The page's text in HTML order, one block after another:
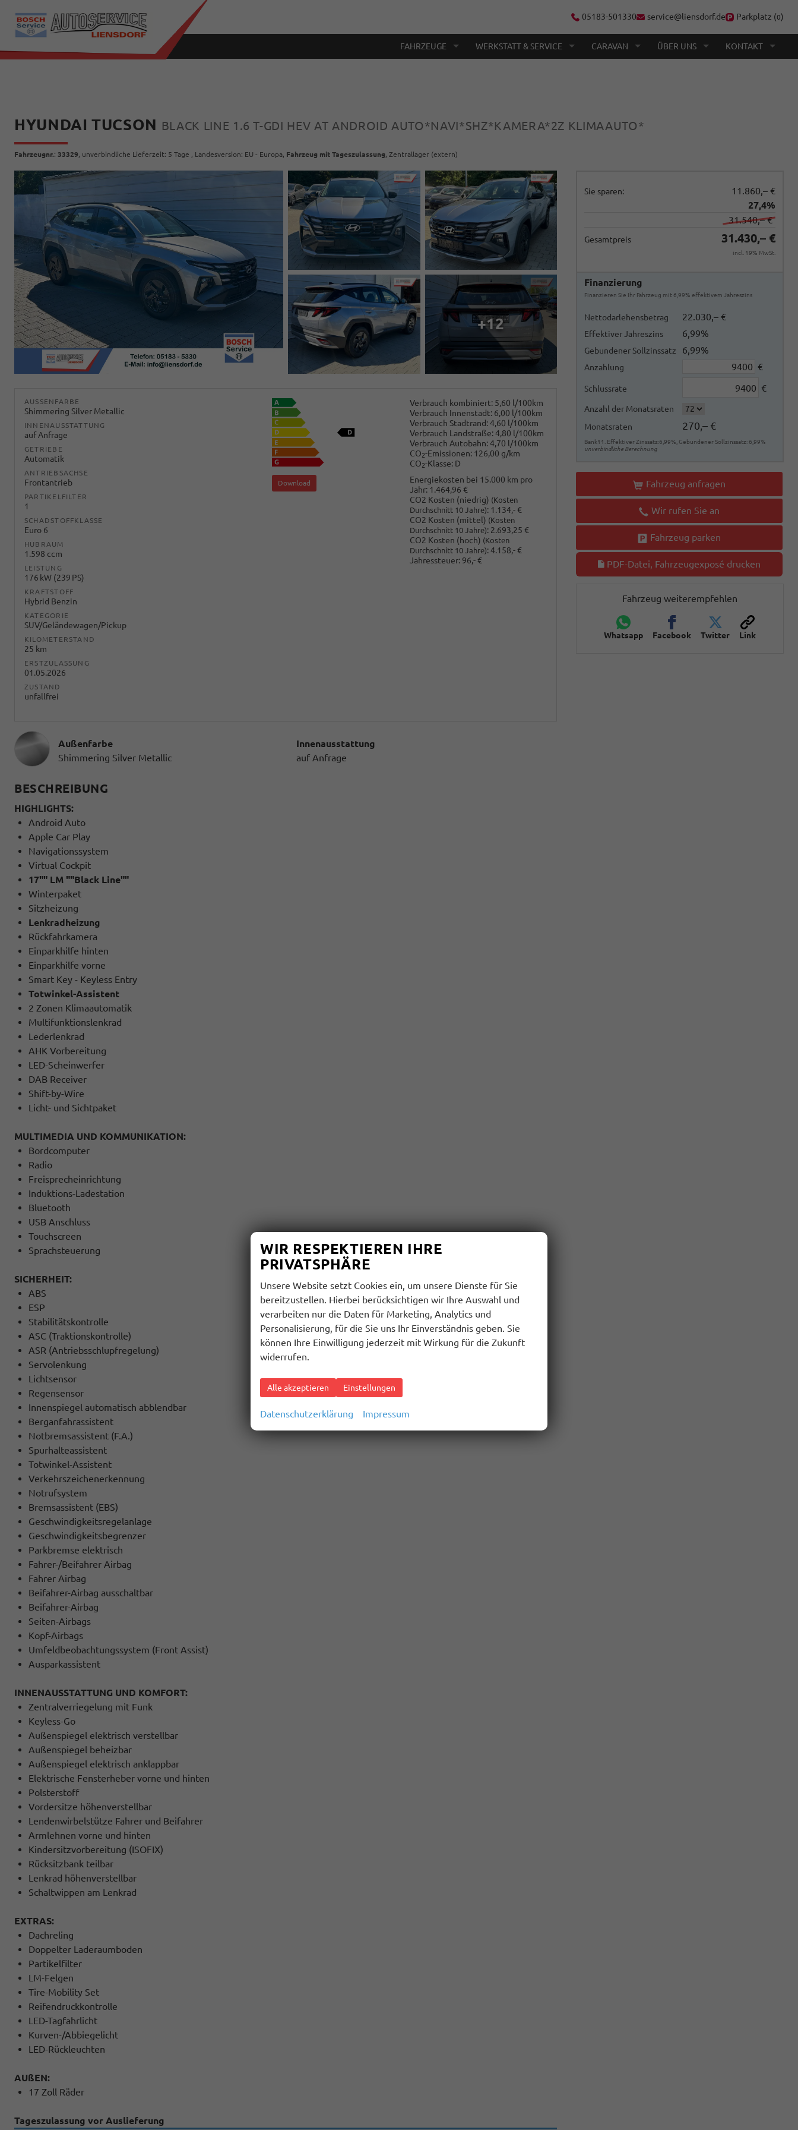
05183-501330 service@liensdorf.de Parkplatz (0)
FAHRZEUGE WERKSTATT & SERVICE CARAVAN ÜBER UNS KONTAKT
HYUNDAI TUCSON BLACK LINE 1.6 T-GDI HEV AT ANDROID AUTO*NAVI*SHZ*KAMERA*2Z KLIMAAUTO*
Fahrzeugnr.: 33329, unverbindliche Lieferzeit: 5 Tage , Landesversion: EU - Europa, Fahrzeug mit Tageszulassung, Zentrallager (extern)
Sie sparen:
11.860,– €
27,4%
31.540,– €
Gesamtpreis 31.430,– €
incl. 19% MwSt.
Finanzierung
Finanzieren Sie Ihr Fahrzeug mit 6,99% effektivem Jahreszins
Nettodarlehensbetrag 22.030,– €
Effektiver Jahreszins 6,99%
Gebundener Sollzinssatz 6,99%
Anzahlung €
Schlussrate €
Anzahl der Monatsraten
Monatsraten
270,– €
Bank11. Effektiver Zinssatz:6,99%, Gebundener Sollzinssatz: 6,99%
unverbindliche Berechnung
Fahrzeug anfragen
Wir rufen Sie an
Fahrzeug parken
PDF-Datei, Fahrzeugexposé drucken
Fahrzeug weiterempfehlen
Whatsapp Facebook Twitter Link
+12
AUSSENFARBE
Shimmering Silver Metallic
INNENAUSSTATTUNG
auf Anfrage
GETRIEBE
Automatik
ANTRIEBSACHSE
Frontantrieb
PARTIKELFILTER
1
SCHADSTOFFKLASSE
Euro 6
HUBRAUM
1.598 ccm
LEISTUNG
176 kW (239 PS)
KRAFTSTOFF
Hybrid Benzin
KATEGORIE
SUV/Geländewagen/Pickup
KILOMETERSTAND
25 km
ERSTZULASSUNG
01.05.2026
ZUSTAND
unfallfrei
Verbrauch kombiniert: 5,60 l/100km
Verbrauch Innenstadt: 6,00 l/100km
Verbrauch Stadtrand: 4,60 l/100km
Verbrauch Landstraße: 4,80 l/100km
Verbrauch Autobahn: 4,70 l/100km
CO2-Emissionen: 126,00 g/km
CO2-Klasse: D
Download
Energiekosten bei 15.000 km pro
Jahr: 1.464,96 €
CO2 Kosten (niedrig) (Kosten
Durchschnitt 10 Jahre): 1.134,- €
CO2 Kosten (mittel) (Kosten
Durchschnitt 10 Jahre): 2.693,25 €
CO2 Kosten (hoch) (Kosten
Durchschnitt 10 Jahre): 4.158,- €
Jahressteuer: 96,- €
Außenfarbe
Shimmering Silver Metallic
Innenausstattung
auf Anfrage
BESCHREIBUNG
HIGHLIGHTS:
Android Auto
Apple Car Play
Navigationssystem
Virtual Cockpit
17"" LM ""Black Line""
Winterpaket
Sitzheizung
Lenkradheizung
Rückfahrkamera
Einparkhilfe hinten
Einparkhilfe vorne
Smart Key - Keyless Entry
Totwinkel-Assistent
2 Zonen Klimaautomatik
Multifunktionslenkrad
Lederlenkrad
AHK Vorbereitung
LED-Scheinwerfer
DAB Receiver
Shift-by-Wire
Licht- und Sichtpaket
MULTIMEDIA UND KOMMUNIKATION:
Bordcomputer
Radio
Freisprecheinrichtung
Induktions-Ladestation
Bluetooth
USB Anschluss
Touchscreen
Sprachsteuerung
SICHERHEIT:
ABS
ESP
Stabilitätskontrolle
ASC (Traktionskontrolle)
ASR (Antriebsschlupfregelung)
Servolenkung
Lichtsensor
Regensensor
Innenspiegel automatisch abblendbar
Berganfahrassistent
Notbremsassistent (F.A.)
Spurhalteassistent
Totwinkel-Assistent
Verkehrszeichenerkennung
Notrufsystem
Bremsassistent (EBS)
Geschwindigkeitsregelanlage
Geschwindigkeitsbegrenzer
Parkbremse elektrisch
Fahrer-/Beifahrer Airbag
Fahrer Airbag
Beifahrer-Airbag ausschaltbar
Beifahrer-Airbag
Seiten-Airbags
Kopf-Airbags
Umfeldbeobachtungssystem (Front Assist)
Ausparkassistent
INNENAUSSTATTUNG UND KOMFORT:
Zentralverriegelung mit Funk
Keyless-Go
Außenspiegel elektrisch verstellbar
Außenspiegel beheizbar
Außenspiegel elektrisch anklappbar
Elektrische Fensterheber vorne und hinten
Polsterstoff
Vordersitze höhenverstellbar
Lendenwirbelstütze Fahrer und Beifahrer
Armlehnen vorne und hinten
Kindersitzvorbereitung (ISOFIX)
Rücksitzbank teilbar
Lenkrad höhenverstellbar
Schaltwippen am Lenkrad
EXTRAS:
Dachreling
Doppelter Laderaumboden
Partikelfilter
LM-Felgen
Tire-Mobility Set
Reifendruckkontrolle
LED-Tagfahrlicht
Kurven-/Abbiegelicht
LED-Rückleuchten
AUßEN:
17 Zoll Räder
Tageszulassung vor Auslieferung
WIR RESPEKTIEREN IHRE
PRIVATSPHÄRE
Unsere Website setzt Cookies ein, um unsere Dienste für Sie
bereitzustellen. Hierbei berücksichtigen wir Ihre Auswahl und
verarbeiten nur die Daten für Marketing, Analytics und
Personalisierung, für die Sie uns Ihr Einverständnis geben. Sie
können Ihre Einwilligung jederzeit mit Wirkung für die Zukunft
widerrufen.
Alle akzeptieren Einstellungen
Datenschutzerklärung Impressum